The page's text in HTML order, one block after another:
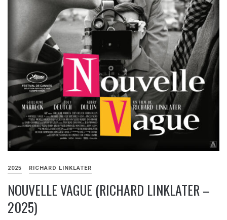
2025 RICHARD LINKLATER
NOUVELLE VAGUE (RICHARD LINKLATER –
2025)